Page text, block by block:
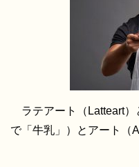
ラテアート（Latteart）
で「牛乳」）とアート（